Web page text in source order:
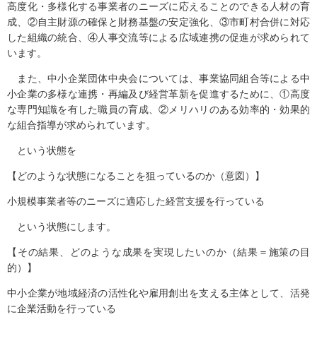
高度化・多様化する事業者のニーズに応えることのできる人材の育
成、②自主財源の確保と財務基盤の安定強化、③市町村合併に対応
した組織の統合、④人事交流等による広域連携の促進が求められて
います。
また、中小企業団体中央会については、事業協同組合等による中
小企業の多様な連携・再編及び経営革新を促進するために、①高度
な専門知識を有した職員の育成、②メリハリのある効率的・効果的
な組合指導が求められています。
という状態を
【どのような状態になることを狙っているのか（意図）】
小規模事業者等のニーズに適応した経営支援を行っている
という状態にします。
【その結果、どのような成果を実現したいのか（結果＝施策の目
的）】
中小企業が地域経済の活性化や雇用創出を支える主体として、活発
に企業活動を行っている